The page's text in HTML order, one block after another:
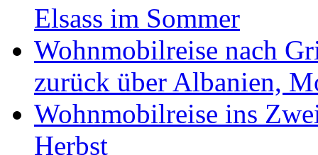
Elsass im Sommer
Wohnmobilreise nach
zurück über Albanien,
Wohnmobilreise ins
Herbst